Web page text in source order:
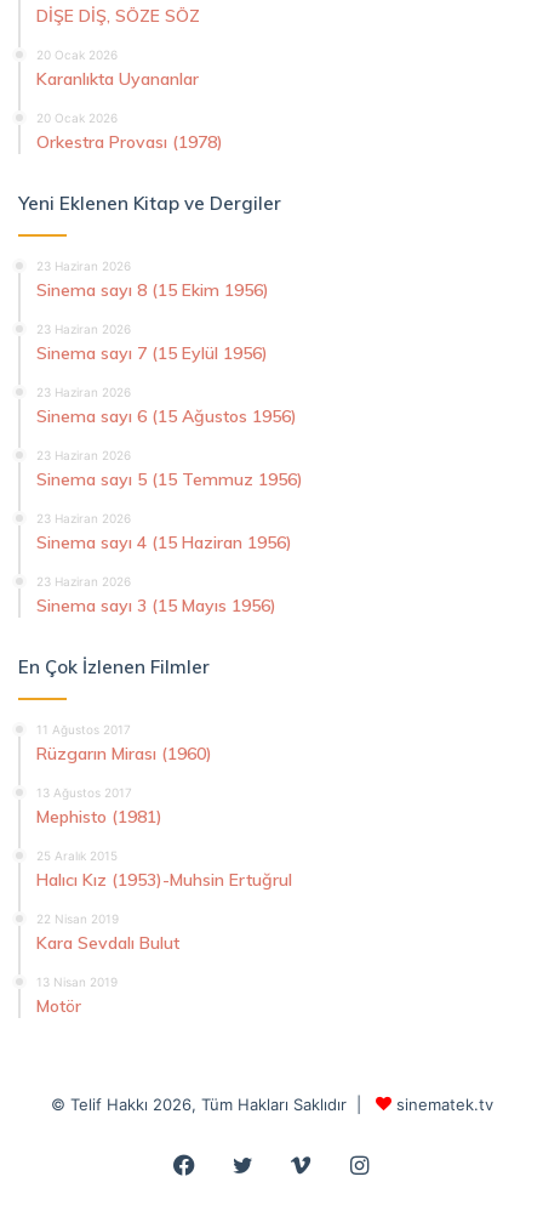
DİŞE DİŞ, SÖZE SÖZ
20 Ocak 2026
Karanlıkta Uyananlar
20 Ocak 2026
Orkestra Provası (1978)
Yeni Eklenen Kitap ve Dergiler
23 Haziran 2026
Sinema sayı 8 (15 Ekim 1956)
23 Haziran 2026
Sinema sayı 7 (15 Eylül 1956)
23 Haziran 2026
Sinema sayı 6 (15 Ağustos 1956)
23 Haziran 2026
Sinema sayı 5 (15 Temmuz 1956)
23 Haziran 2026
Sinema sayı 4 (15 Haziran 1956)
23 Haziran 2026
Sinema sayı 3 (15 Mayıs 1956)
En Çok İzlenen Filmler
11 Ağustos 2017
Rüzgarın Mirası (1960)
13 Ağustos 2017
Mephisto (1981)
25 Aralık 2015
Halıcı Kız (1953)-Muhsin Ertuğrul
22 Nisan 2019
Kara Sevdalı Bulut
13 Nisan 2019
Motör
© Telif Hakkı 2026, Tüm Hakları Saklıdır | sinematek.tv
Facebook
Twitter VimeoInstagram